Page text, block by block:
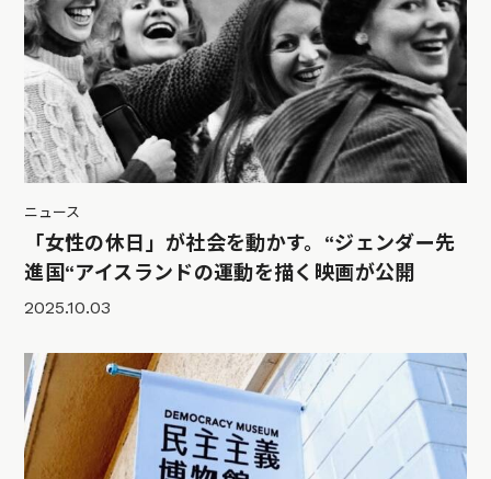
ニュース
「女性の休日」が社会を動かす。“ジェンダー先
進国“アイスランドの運動を描く映画が公開
2025.10.03